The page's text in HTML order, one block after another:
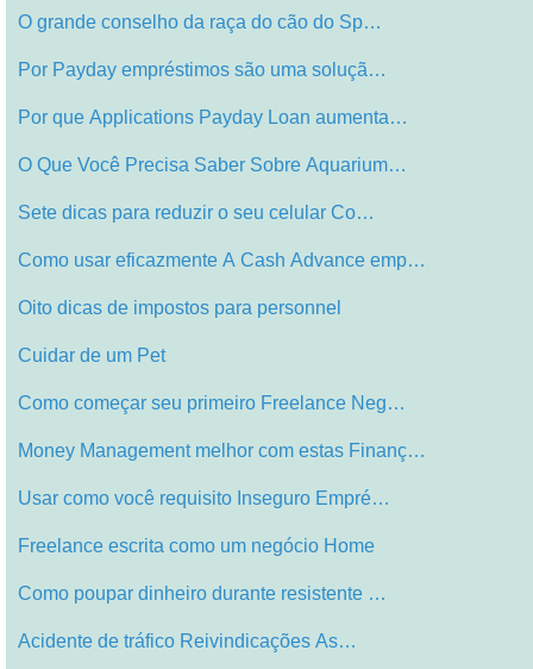
O grande conselho da raça do cão do Sp…
Por Payday empréstimos são uma soluçã…
Por que Applications Payday Loan aumenta…
O Que Você Precisa Saber Sobre Aquarium…
Sete dicas para reduzir o seu celular Co…
Como usar eficazmente A Cash Advance emp…
Oito dicas de impostos para personnel
Cuidar de um Pet
Como começar seu primeiro Freelance Neg…
Money Management melhor com estas Finanç…
Usar como você requisito Inseguro Empré…
Freelance escrita como um negócio Home
Como poupar dinheiro durante resistente …
Acidente de tráfico Reivindicações As…